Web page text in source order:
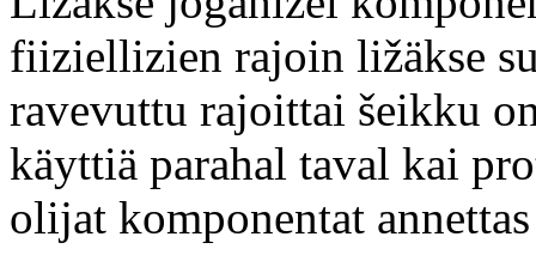
fiiziellizien rajoin ližäkse
ravevuttu rajoittai šeikku
käyttiä parahal taval kai
olijat komponentat